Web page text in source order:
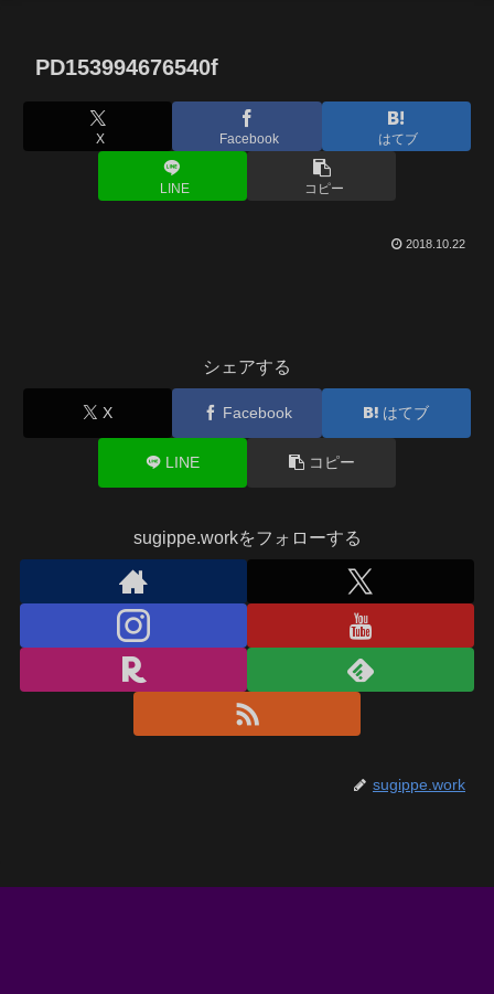
PD153994676540f
X Facebook はてブ
LINE コピー
2018.10.22
シェアする
X Facebook はてブ
LINE コピー
sugippe.workをフォローする
sugippe.work